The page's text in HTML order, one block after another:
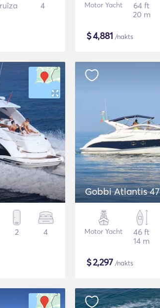
4 Motor Yacht
64 ft
20 m
$4,881 /nakts
2 4
Gobbi Atlantis 47
Motor Yacht
46 ft
14 m
$2,297 /nakts